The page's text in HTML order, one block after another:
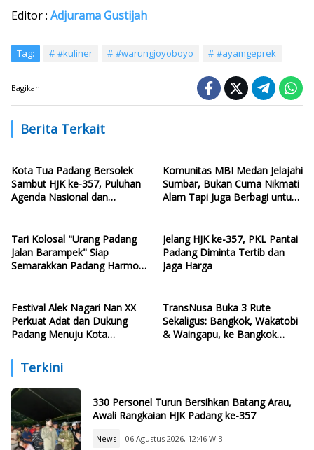
Editor : Adjurama Gustijah
Tag: #kuliner #warungjoyoboyo #ayamgeprek
Bagikan
Berita Terkait
Kota Tua Padang Bersolek
Sambut HJK ke-357, Puluhan
Agenda Nasional dan
Komunitas MBI Medan Jelajahi
Sumbar, Bukan Cuma Nikmati
Alam Tapi Juga Berbagi untuk
Tari Kolosal "Urang Padang
Jalan Barampek" Siap
Semarakkan Padang Harmoni
Jelang HJK ke-357, PKL Pantai
Padang Diminta Tertib dan
Jaga Harga
Festival Alek Nagari Nan XX
Perkuat Adat dan Dukung
Padang Menuju Kota
TransNusa Buka 3 Rute
Sekaligus: Bangkok, Wakatobi
& Waingapu, ke Bangkok
Terkini
330 Personel Turun Bersihkan Batang Arau,
Awali Rangkaian HJK Padang ke-357
News 06 Agustus 2026, 12:46 WIB